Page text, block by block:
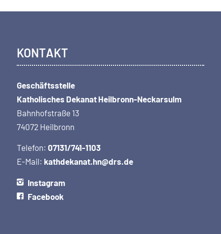
KONTAKT
Geschäftsstelle
Katholisches Dekanat Heilbronn-Neckarsulm
Bahnhofstraße 13
74072 Heilbronn
Telefon: 07131/741-1103
E-Mail: kathdekanat.hn@drs.de
Instagram
Facebook